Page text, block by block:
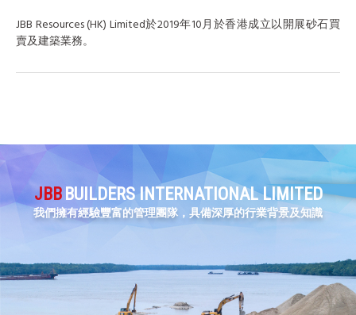
JBB Resources (HK) Limited於2019年10月於香港成立以開展砂石買
賣及建築業務。
JBB BUILDERS INTERNATIONAL LIMITED
我們擁有經驗豐富的管理團隊，具備深厚的行業背景及知識